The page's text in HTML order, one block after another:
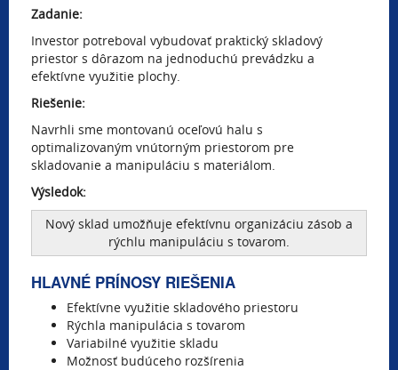
Zadanie:
Investor potreboval vybudovať praktický skladový
priestor s dôrazom na jednoduchú prevádzku a
efektívne využitie plochy.
Riešenie:
Navrhli sme montovanú oceľovú halu s
optimalizovaným vnútorným priestorom pre
skladovanie a manipuláciu s materiálom.
Výsledok:
Nový sklad umožňuje efektívnu organizáciu zásob a
rýchlu manipuláciu s tovarom.
HLAVNÉ PRÍNOSY RIEŠENIA
Efektívne využitie skladového priestoru
Rýchla manipulácia s tovarom
Variabilné využitie skladu
Možnosť budúceho rozšírenia